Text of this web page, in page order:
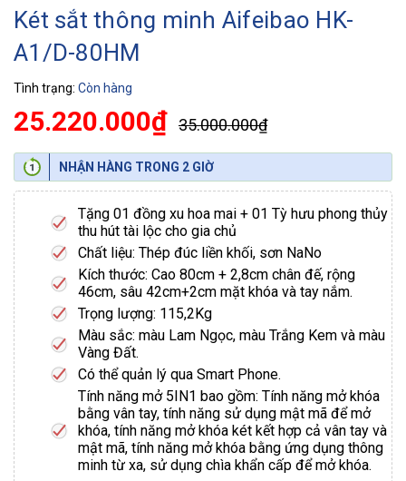
Két sắt thông minh Aifeibao HK-
A1/D-80HM
Tình trạng: Còn hàng
25.220.000₫ 35.000.000₫
NHẬN HÀNG TRONG 2 GIỜ
Tặng 01 đồng xu hoa mai + 01 Tỳ hưu phong thủy
thu hút tài lộc cho gia chủ
Chất liệu: Thép đúc liền khối, sơn NaNo
Kích thước: Cao 80cm + 2,8cm chân đế, rộng
46cm, sâu 42cm+2cm mặt khóa và tay nắm.
Trọng lượng: 115,2Kg
Màu sắc: màu Lam Ngọc, màu Trắng Kem và màu
Vàng Đất.
Có thể quản lý qua Smart Phone.
Tính năng mở 5IN1 bao gồm: Tính năng mở khóa
bằng vân tay, tính năng sử dụng mật mã để mở
khóa, tính năng mở khóa két kết hợp cả vân tay và
mật mã, tính năng mở khóa bằng ứng dụng thông
minh từ xa, sử dụng chìa khẩn cấp để mở khóa.